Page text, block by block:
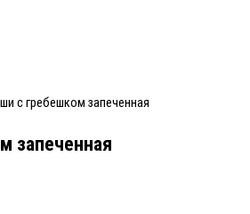
с гребешком запеченная
запеченная